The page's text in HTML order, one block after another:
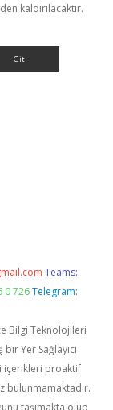
kaldırılacaktır.
Teams:
0 726 Telegram:
Bilgi Teknolojileri
Yer Sağlayıcı
içerikleri proaktif
bulunmamaktadır.
taşımakta olup,